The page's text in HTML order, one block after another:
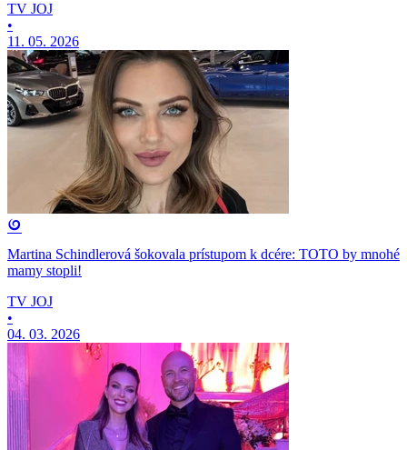
TV JOJ
•
11. 05. 2026
Martina Schindlerová šokovala prístupom k dcére: TOTO by mnohé
mamy stopli!
TV JOJ
•
04. 03. 2026